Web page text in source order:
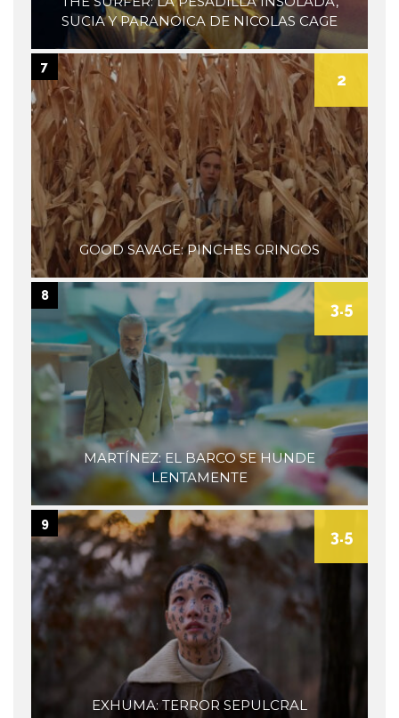
SUCIA Y PARANOICA DE NICOLAS CAGE
GOOD SAVAGE: PINCHES GRINGOS
2
7
MARTÍNEZ: EL BARCO SE HUNDE
LENTAMENTE
3.5
8
EXHUMA: TERROR SEPULCRAL
3.5
9